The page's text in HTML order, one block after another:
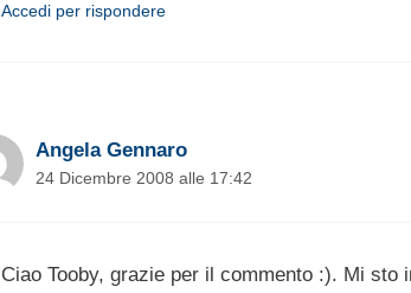
Accedi per rispondere
Angela Gennaro
24 Dicembre 2008 alle 17:42
Ciao Tooby, grazie per il commento :). Mi sto